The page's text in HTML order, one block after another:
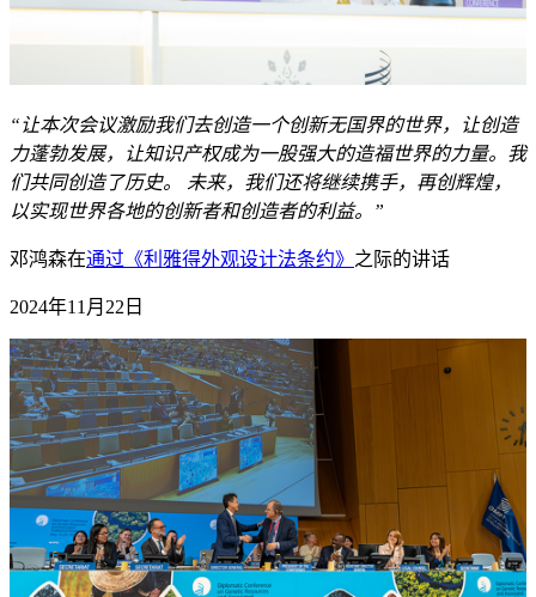
“让本次会议激励我们去创造一个创新无国界的世界，让创造
力蓬勃发展，让知识产权成为一股强大的造福世界的力量。我
们共同创造了历史。 未来，我们还将继续携手，再创辉煌，
以实现世界各地的创新者和创造者的利益。”
邓鸿森在通过《利雅得外观设计法条约》 之际的讲话
2024年11月22日